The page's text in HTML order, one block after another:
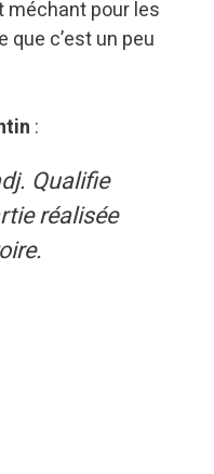
méchant pour les
que c’est un peu
:
Qualifie
réalisée